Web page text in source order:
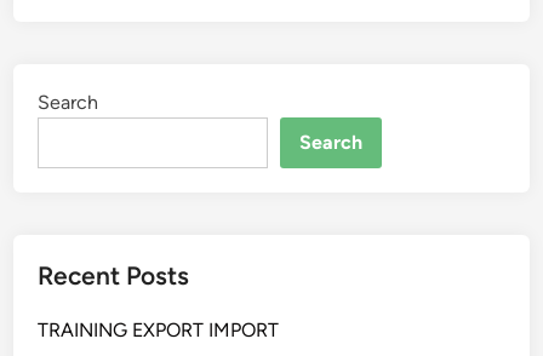
Search
Search
Recent Posts
TRAINING EXPORT IMPORT